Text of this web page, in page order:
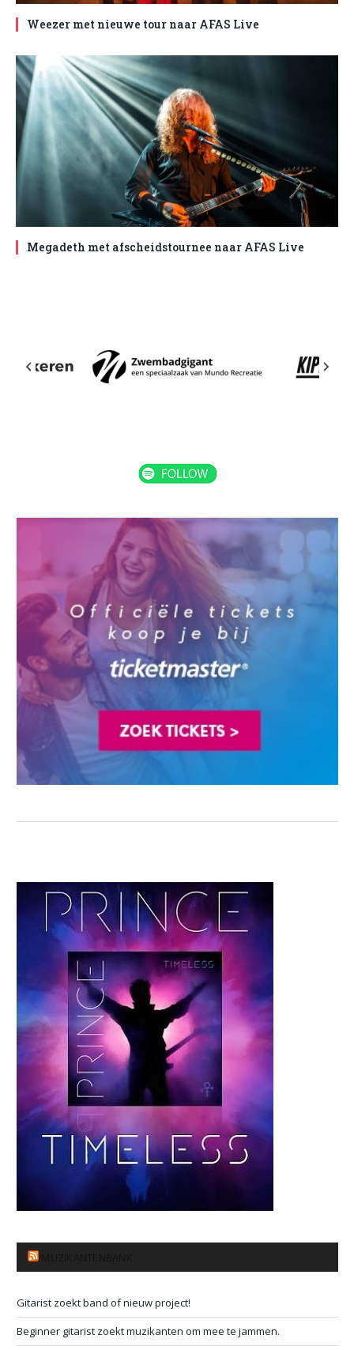
Weezer met nieuwe tour naar AFAS Live
Megadeth met afscheidstournee naar AFAS Live
Gitarist zoekt band of nieuw project!
Beginner gitarist zoekt muzikanten om mee te jammen.